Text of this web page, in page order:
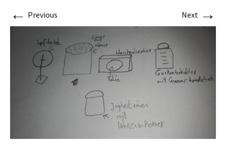
← Previous Next →